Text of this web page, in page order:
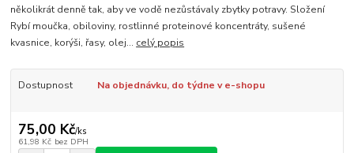
několikrát denně tak, aby ve vodě nezůstávaly zbytky potravy. Složení
Rybí moučka, obiloviny, rostlinné proteinové koncentráty, sušené
kvasnice, korýši, řasy, olej... celý popis
Dostupnost Na objednávku, do týdne v e-shopu
75,00 Kč/ks
61,98 Kč bez DPH